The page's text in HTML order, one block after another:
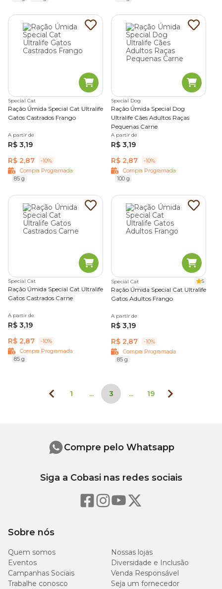
Special Cat
Ração Úmida Special Cat Ultralife
Gatos Castrados Frango
A partir de
R$ 3,19
R$ 2,87
-10%
Compra Programada
85 g
Special Dog
Ração Úmida Special Dog
Ultralife Cães Adultos Raças
Pequenas Carne
A partir de
R$ 3,19
R$ 2,87
-10%
Compra Programada
100 g
Special Cat
Ração Úmida Special Cat Ultralife
Gatos Castrados Carne
A partir de
R$ 3,19
R$ 2,87
-10%
Compra Programada
85 g
Special Cat 5
Ração Úmida Special Cat Ultralife
Gatos Adultos Frango
A partir de
R$ 3,19
R$ 2,87
-10%
Compra Programada
85 g
1 ... 3 ... 19
Sobre nós
Quem somos
Nossas lojas
Eventos
Diversidade e Inclusão
Campanhas Sociais
Venda Responsável
Trabalhe conosco
Seja um fornecedor
Compre pelo Whatsapp
Siga a Cobasi nas redes sociais